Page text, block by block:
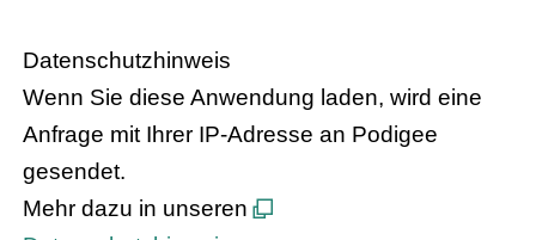
Datenschutzhinweis
Wenn Sie diese Anwendung laden, wird eine
Anfrage mit Ihrer IP-Adresse an Podigee
gesendet.
Mehr dazu in unseren